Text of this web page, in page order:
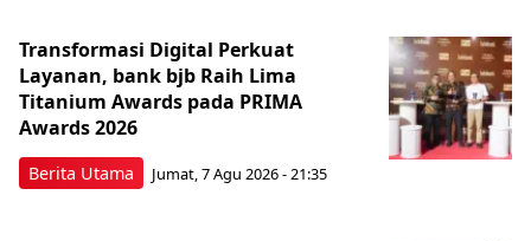
Berita Utama
Transformasi Digital Perkuat
Layanan, bank bjb Raih Lima
Titanium Awards pada PRIMA
Awards 2026
Jumat, 7 Agu 2026 - 21:35